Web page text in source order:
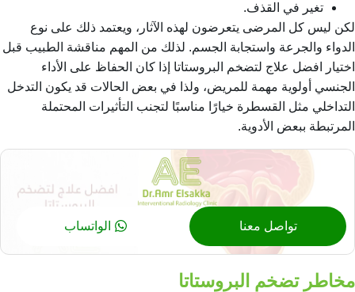
تغير في القذف.
لكن ليس كل المرضى يتعرضون لهذه الآثار، ويعتمد ذلك على نوع
الدواء والجرعة واستجابة الجسم. لذلك من المهم مناقشة الطبيب قبل
اختيار افضل علاج لتضخم البروستاتا إذا كان الحفاظ على الأداء
الجنسي أولوية مهمة للمريض، ولذا في بعض الحالات قد يكون التدخل
التداخلي مثل القسطرة خيارًا مناسبًا لتجنب التأثيرات المحتملة
المرتبطة ببعض الأدوية.
تواصل معنا الواتساب
مخاطر تضخم البروستاتا